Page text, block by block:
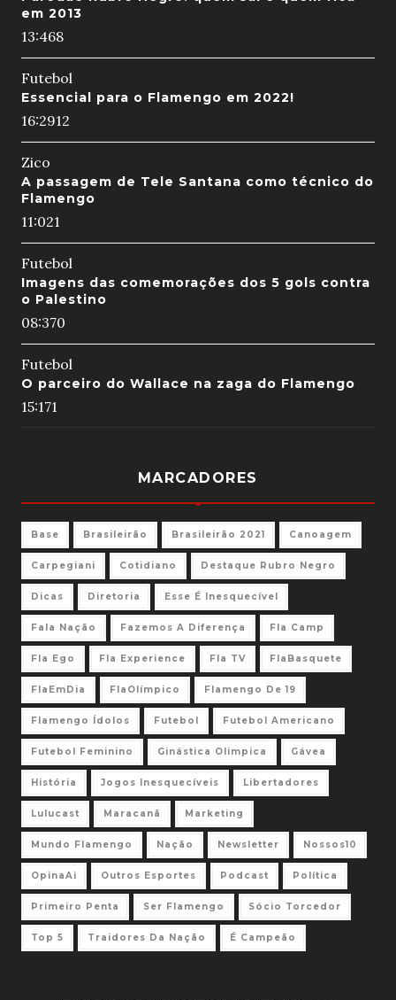
em 2013
13:468
Futebol
Essencial para o Flamengo em 2022!
16:2912
Zico
A passagem de Tele Santana como técnico do
Flamengo
11:021
Futebol
Imagens das comemorações dos 5 gols contra
o Palestino
08:370
Futebol
O parceiro do Wallace na zaga do Flamengo
15:171
MARCADORES
Base Brasileirão Brasileirão 2021 Canoagem
Carpegiani Cotidiano Destaque Rubro Negro
Dicas Diretoria Esse É Inesquecível
Fala Nação Fazemos A Diferença Fla Camp
Fla Ego Fla Experience Fla TV FlaBasquete
FlaEmDia FlaOlímpico Flamengo De 19
Flamengo Ídolos Futebol Futebol Americano
Futebol Feminino Ginástica Olimpica Gávea
História Jogos Inesquecíveis Libertadores
Lulucast Maracanã Marketing
Mundo Flamengo Nação Newsletter Nossos10
OpinaAi Outros Esportes Podcast Política
Primeiro Penta Ser Flamengo Sócio Torcedor
Top 5 Traidores Da Nação É Campeão